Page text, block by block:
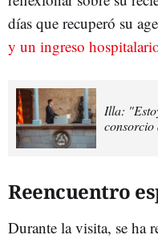
días que recuperó su
y un ingreso
Illa:
consorcio
Reencuentro
Durante la visita, se ha